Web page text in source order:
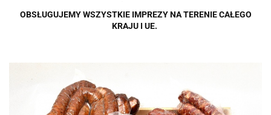
OBSŁUGUJEMY WSZYSTKIE IMPREZY NA TERENIE CAŁEGO
KRAJU I UE.